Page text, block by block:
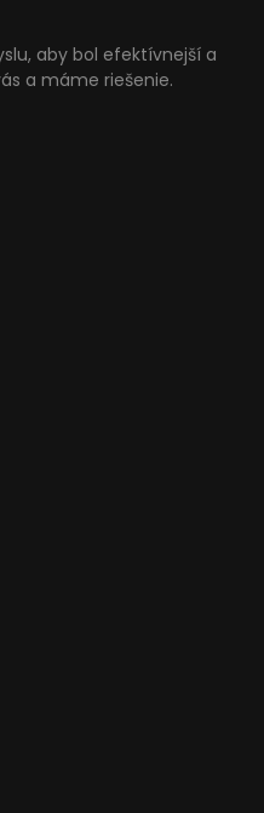
aby bol efektívnejší a
a máme riešenie.